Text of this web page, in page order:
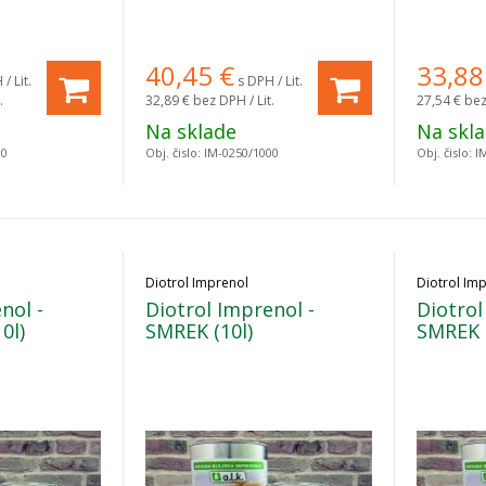
/ Lit.
40,45 € s DPH / Lit.
32,89 € bez DPH / Lit.
Na sklade
Obj. čislo: IM-0250/1000
33,88
27,54 €
Na
Obj. čislo:
-
Diotrol Imprenol
Diotrol Imprenol -
SMREK (10l)
Diotrol